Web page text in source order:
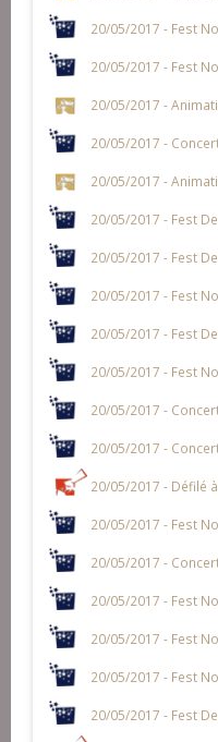
20/05/2017 - Fest
20/05/2017 - Fest
20/05/2017 -
20/05/2017 -
20/05/2017 -
20/05/2017 - Fest
20/05/2017 - Fest
20/05/2017 - Fest
20/05/2017 - Fest
20/05/2017 - Fest
20/05/2017 -
20/05/2017 -
20/05/2017 - Défilé
20/05/2017 - Fest
20/05/2017 -
20/05/2017 - Fest
20/05/2017 - Fest
20/05/2017 - Fest
20/05/2017 - Fest